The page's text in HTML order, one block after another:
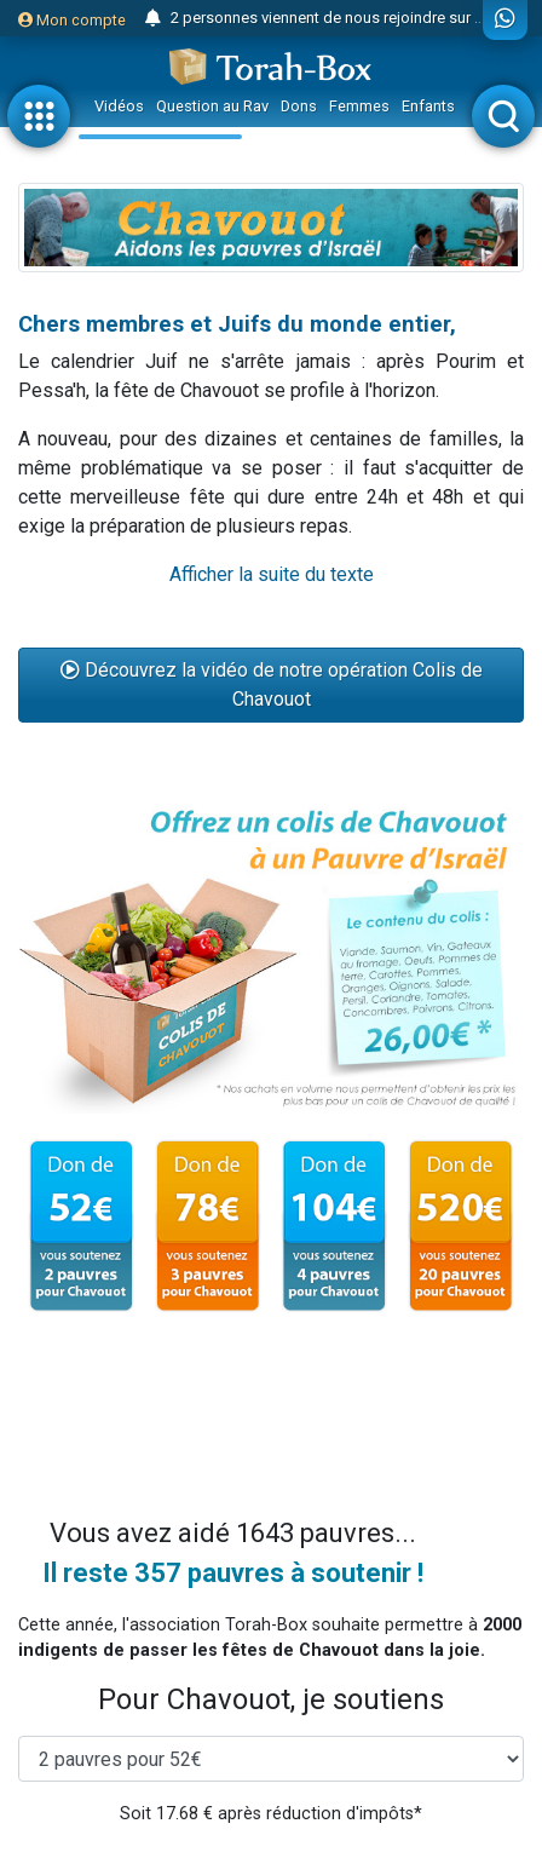
Mon compte 2 personnes viennent de nous rejoindre sur WhatsApp
Lisbel Esther vient de donner son Maasser
3 personnes viennent de faire un don pour Événements Torah-Box
2 personnes viennent de faire un don pour Tsédaka : pauvres d'Israel
11 personnes viennent de demander une bénédiction
3 personnes viennent de faire un don pour Diane, 80 ans, dans un appartement insalubre
Il reste 49 places pour étudier en groupe sur Zoom
Il reste 49 places pour étudier en groupe sur Zoom
4 personnes viennent de faire un don pour Reloger Rivka, 6 enfants, victime de violences...
2 personnes viennent de faire un don pour 1 Journée de Vacances Pour les Enfants
Eva vient de donner son Maasser
Eli vient de donner son Maasser
Vidéos Question au Rav Dons Femmes Enfants Etude sur
Chers membres et Juifs du monde entier,
Le calendrier Juif ne s'arrête jamais : après Pourim et
Pessa'h, la fête de Chavouot se profile à l'horizon.
A nouveau, pour des dizaines et centaines de familles, la
même problématique va se poser : il faut s'acquitter de
cette merveilleuse fête qui dure entre 24h et 48h et qui
exige la préparation de plusieurs repas.
Afficher la suite du texte
Découvrez la vidéo de notre opération Colis de
Chavouot
Vous avez aidé 1643 pauvres...
Il reste 357 pauvres à soutenir !
Cette année, l'association Torah-Box souhaite permettre à 2000
indigents de passer les fêtes de Chavouot dans la joie.
Pour Chavouot, je soutiens
Soit 17.68 € après réduction d'impôts*